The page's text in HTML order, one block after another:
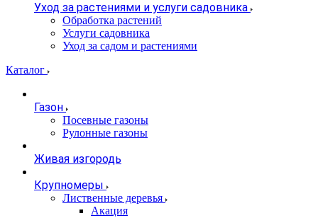
Уход за растениями и услуги садовника
Обработка растений
Услуги садовника
Уход за садом и растениями
Каталог
Газон
Посевные газоны
Рулонные газоны
Живая изгородь
Крупномеры
Лиственные деревья
Акация